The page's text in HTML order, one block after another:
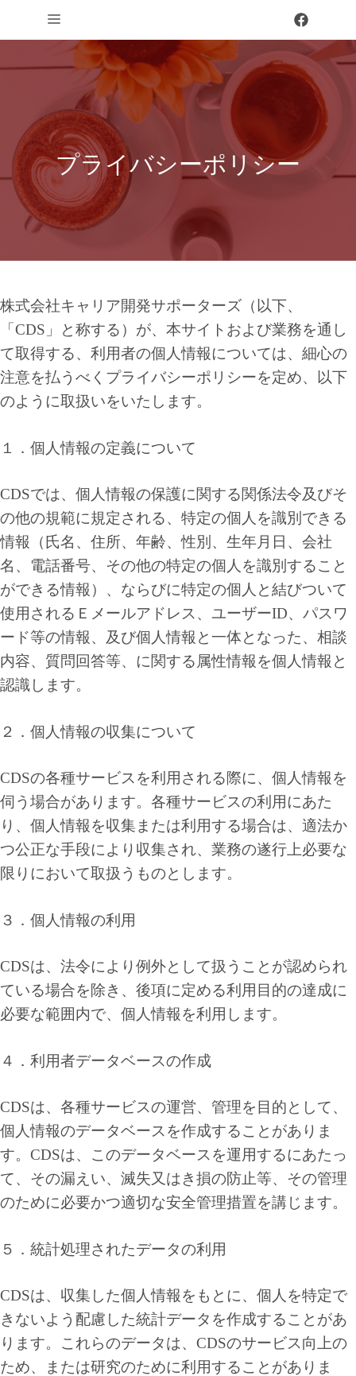
ス
キ
メ
ー
プライバシーポリシー
株式会社キャリア開発サポーターズ（以下、
「CDS」と称する）が、本サイトおよび業務を通し
て取得する、利用者の個人情報については、細心の
注意を払うべくプライバシーポリシーを定め、以下
のように取扱いをいたします。
１．個人情報の定義について
CDSでは、個人情報の保護に関する関係法令及びそ
の他の規範に規定される、特定の個人を識別できる
情報（氏名、住所、年齢、性別、生年月日、会社
名、電話番号、その他の特定の個人を識別すること
ができる情報）、ならびに特定の個人と結びついて
使用されるＥメールアドレス、ユーザーID、パスワ
ード等の情報、及び個人情報と一体となった、相談
内容、質問回答等、に関する属性情報を個人情報と
認識します。
２．個人情報の収集について
CDSの各種サービスを利用される際に、個人情報を
伺う場合があります。各種サービスの利用にあた
り、個人情報を収集または利用する場合は、適法か
つ公正な手段により収集され、業務の遂行上必要な
限りにおいて取扱うものとします。
３．個人情報の利用
CDSは、法令により例外として扱うことが認められ
ている場合を除き、後項に定める利用目的の達成に
必要な範囲内で、個人情報を利用します。
４．利用者データベースの作成
CDSは、各種サービスの運営、管理を目的として、
個人情報のデータベースを作成することがありま
す。CDSは、このデータベースを運用するにあたっ
て、その漏えい、滅失又はき損の防止等、その管理
のために必要かつ適切な安全管理措置を講じます。
５．統計処理されたデータの利用
CDSは、収集した個人情報をもとに、個人を特定で
きないよう配慮した統計データを作成することがあ
ります。これらのデータは、CDSのサービス向上の
ため、または研究のために利用することがありま